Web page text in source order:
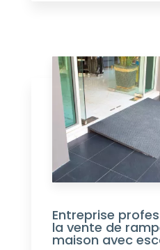
Entreprise
la vente de
maison avec